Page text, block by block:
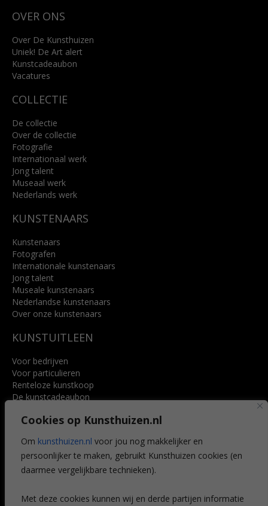
Cookies op Kunsthuizen.nl
Om kunsthuizen.nl voor jou nog makkelijker en
persoonlijker te maken, gebruikt Kunsthuizen cookies (en
daarmee vergelijkbare technieken).
Met deze cookies kunnen wij en derde partijen informatie
4818 SB Breda
info@kunsthuisbreda.nl
Lees meer
OVER ONS
Over De Kunsthuizen
Uniek! De Art alert
Kunstcadeaubon
Vacatures
COLLECTIE
De collectie
Over de collectie
Fotografie
Internationaal werk
Jong talent
Museaal werk
Nederlands werk
KUNSTENAARS
Kunstenaars
Fotografen
Internationale kunstenaars
Jong talent
Museale kunstenaars
Nederlandse kunstenaars
Over onze kunstenaars
KUNSTUITLEEN
Voor bedrijven
Voor particulieren
Renteloze kunstkoop
De kunstcadeaubon
Voordelen
Veelgestelde vragen
CONTACT